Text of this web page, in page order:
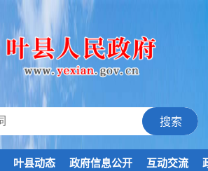
叶县动态 政府信息公开 互动交流